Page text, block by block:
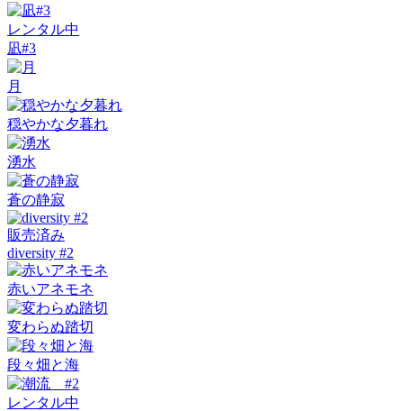
レンタル中
凪#3
月
穏やかな夕暮れ
湧水
蒼の静寂
販売済み
diversity #2
赤いアネモネ
変わらぬ踏切
段々畑と海
レンタル中